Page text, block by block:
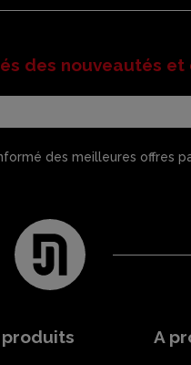
des nouveautés
des meilleures offres
produits A